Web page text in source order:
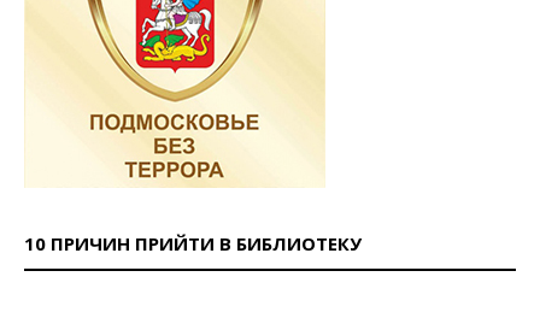
10 ПРИЧИН ПРИЙТИ В БИБЛИОТЕКУ